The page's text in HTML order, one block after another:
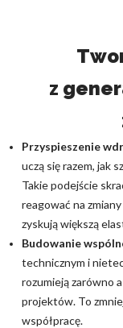
z
Przyspieszenie
uczą się razem, jak
Takie podejście
reagować na
zyskują większą
Budowanie
technicznym i
rozumieją zarówno
projektów. To
współpracę.